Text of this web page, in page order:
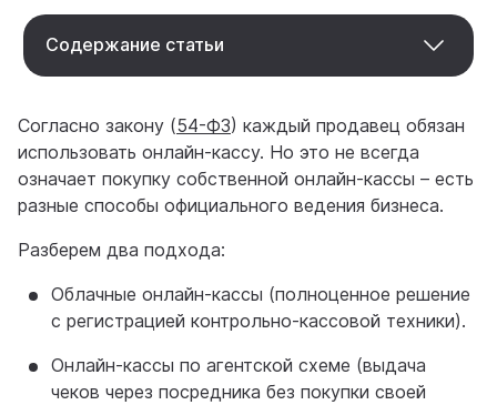
Содержание статьи
Согласно закону (54-ФЗ) каждый продавец обязан
использовать онлайн-кассу. Но это не всегда
означает покупку собственной онлайн-кассы – есть
разные способы официального ведения бизнеса.
Разберем два подхода:
Облачные онлайн-кассы (полноценное решение
с регистрацией контрольно-кассовой техники).
Онлайн-кассы по агентской схеме (выдача
чеков через посредника без покупки своей